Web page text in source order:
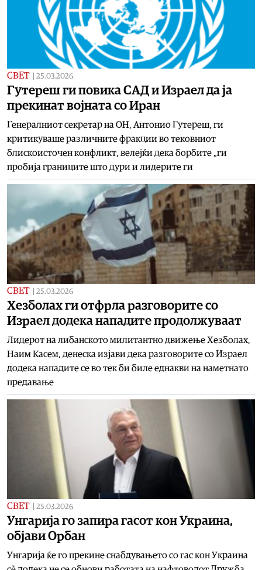
СВЕТ 25.03.2026
Гутереш ги повика САД и Израел да ја
прекинат војната со Иран
Генералниот секретар на ОН, Антонио Гутереш, ги
критикуваше различните фракции во тековниот
блискоисточен конфликт, велејќи дека борбите „ги
пробија границите што дури и лидерите ги
СВЕТ 25.03.2026
Хезболах ги отфрла разговорите со
Израел додека нападите продолжуваат
Лидерот на либанското милитантно движење Хезболах,
Наим Касем, денеска изјави дека разговорите со Израел
додека нападите се во тек би биле еднакви на наметнато
предавање
СВЕТ 25.03.2026
Унгарија го запира гасот кон Украина,
објави Орбан
Унгарија ќе го прекине снабдувањето со гас кон Украина